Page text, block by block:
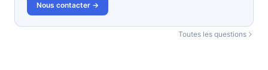
Nous contacter →
Toutes les questions